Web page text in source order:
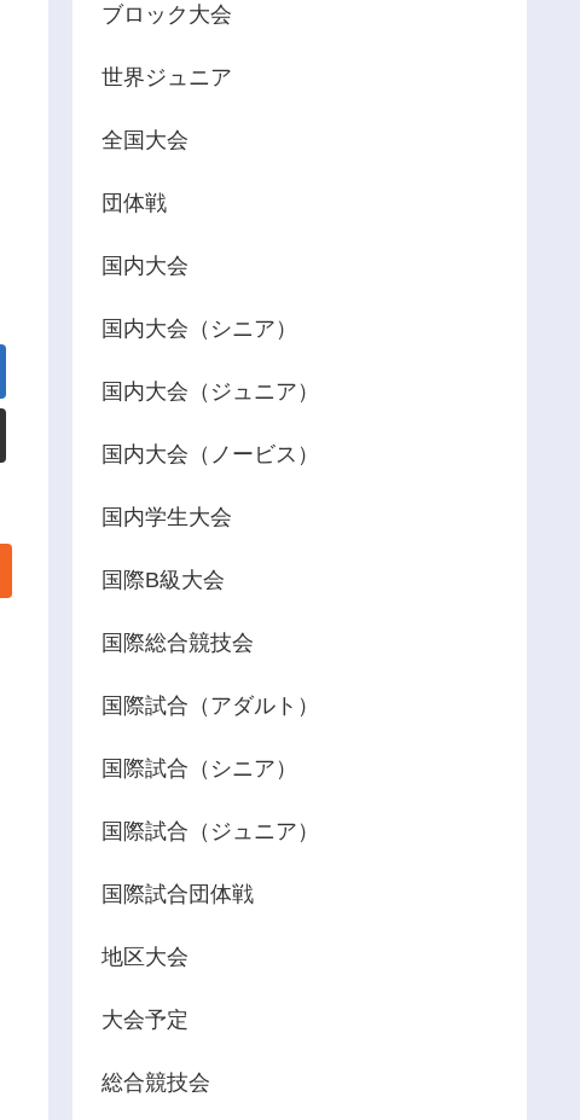
ブロック大会
世界ジュニア
全国大会
団体戦
国内大会
国内大会（シニア）
国内大会（ジュニア）
国内大会（ノービス）
国内学生大会
国際B級大会
国際総合競技会
国際試合（アダルト）
国際試合（シニア）
国際試合（ジュニア）
国際試合団体戦
地区大会
大会予定
総合競技会